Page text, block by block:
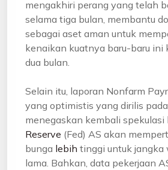
mengakhiri perang yang telah
selama tiga bulan, membantu
sebagai aset aman untuk
kenaikan kuatnya baru-baru ini
dua bulan.
Selain itu, laporan Nonfarm
yang optimistis yang dirilis
menegaskan kembali spekulasi
Reserve (Fed) AS akan
bunga lebih tinggi untuk jangka
lama. Bahkan, data pekerjaan